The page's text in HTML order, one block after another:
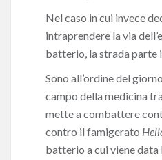
Nel caso in cui invece
intraprendere la via
batterio, la strada parte
Sono all’ordine del
campo della medicina
mette a combattere
contro il famigerato
batterio a cui viene